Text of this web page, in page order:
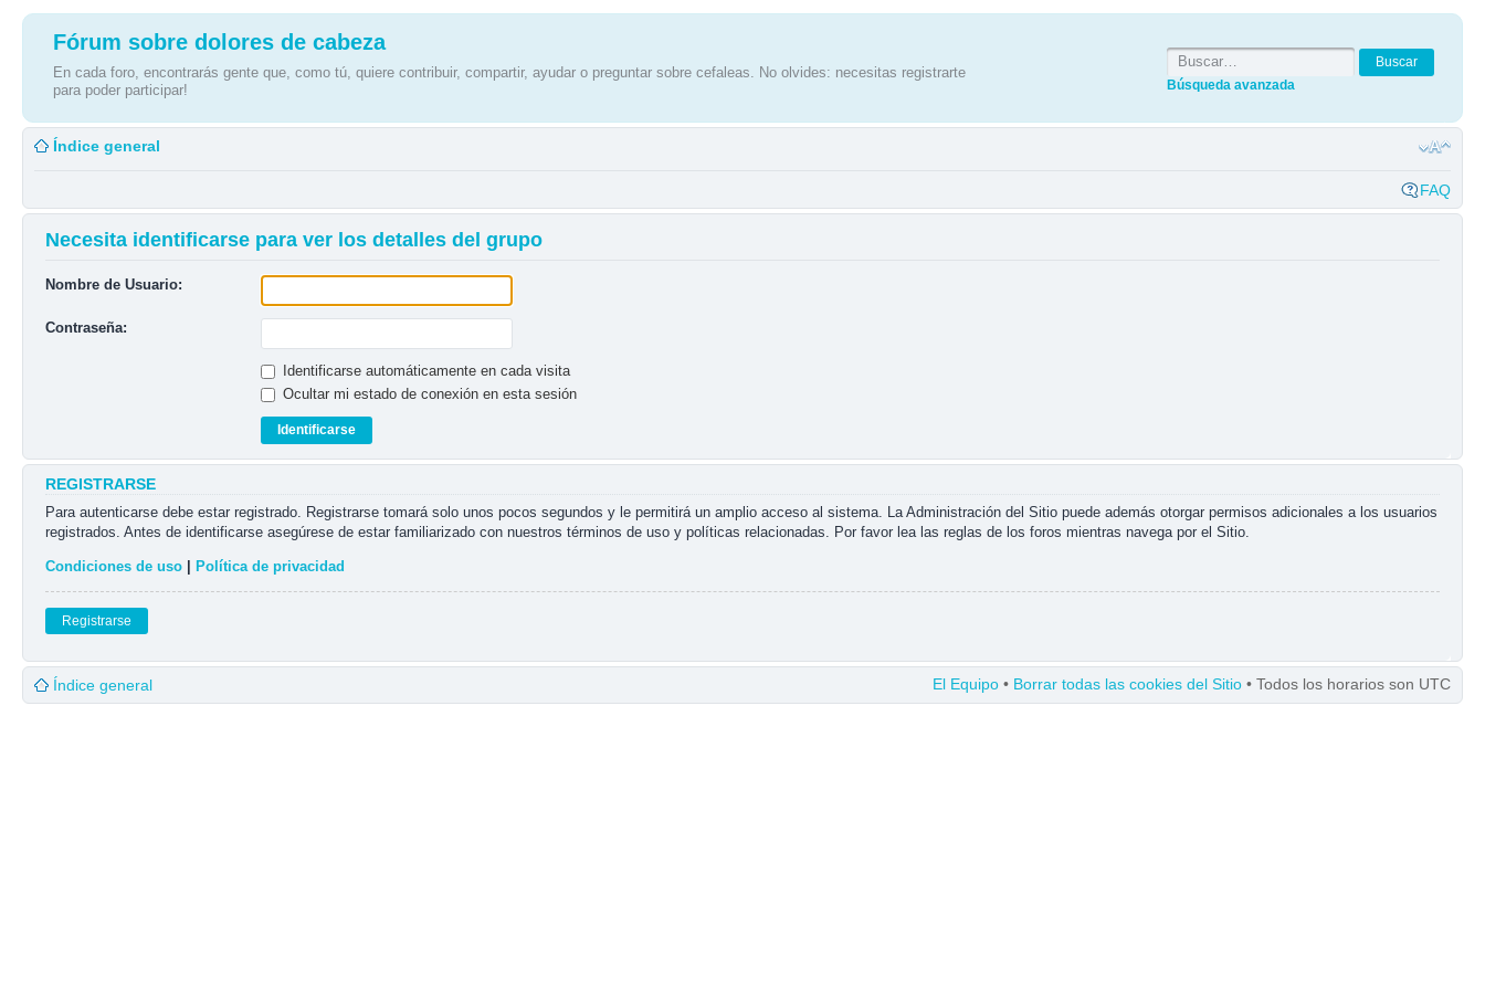
Fórum sobre dolores de cabeza
En cada foro, encontrarás gente que, como tú, quiere contribuir, compartir, ayudar o preguntar sobre cefaleas. No olvides: necesitas registrarte
para poder participar!
Búsqueda avanzada
Índice general
FAQ
Necesita identificarse para ver los detalles del grupo
Nombre de Usuario:
Contraseña:
Identificarse automáticamente en cada visita
Ocultar mi estado de conexión en esta sesión
REGISTRARSE
Para autenticarse debe estar registrado. Registrarse tomará solo unos pocos segundos y le permitirá un amplio acceso al sistema. La Administración del Sitio puede además otorgar permisos adicionales a los usuarios
registrados. Antes de identificarse asegúrese de estar familiarizado con nuestros términos de uso y políticas relacionadas. Por favor lea las reglas de los foros mientras navega por el Sitio.
Condiciones de uso Política de privacidad
Registrarse
Índice general El Equipo • Borrar todas las cookies del Sitio • Todos los horarios son UTC